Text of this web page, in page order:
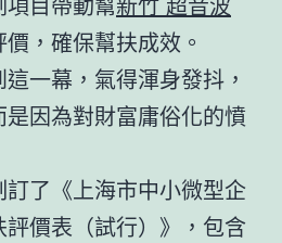
，確保幫扶成效。
一幕，氣得渾身發抖，
因為對財富庸俗化的憤
了《上海市中小微型企
價表（試行）》，包含